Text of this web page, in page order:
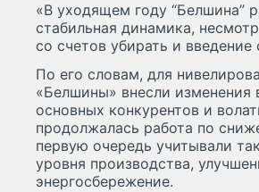
«В уходящем году “Белшина”
стабильная динамика,
со счетов убирать и
По его словам, для
«Белшины» внесли изменения
основных конкурентов и
продолжалась работа по
первую очередь учитывали
уровня производства,
энергосбережение.